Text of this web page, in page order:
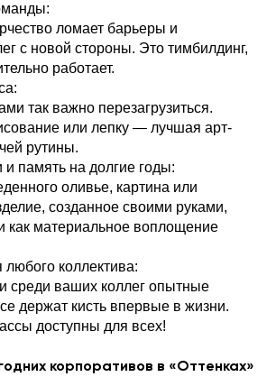
ломает барьеры и
с новой стороны. Это тимбилдинг,
работает.
так важно перезагрузиться.
или лепку — лучшая арт-
рутины.
память на долгие годы:
оливье, картина или
созданное своими руками,
как материальное воплощение
коллектива:
среди ваших коллег опытные
держат кисть впервые в жизни.
доступны для всех!
корпоративов в «Оттенках»